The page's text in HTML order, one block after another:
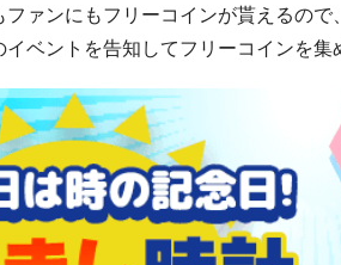
ァンにもフリーコインが貰えるの
ベントを告知してフリーコインを集